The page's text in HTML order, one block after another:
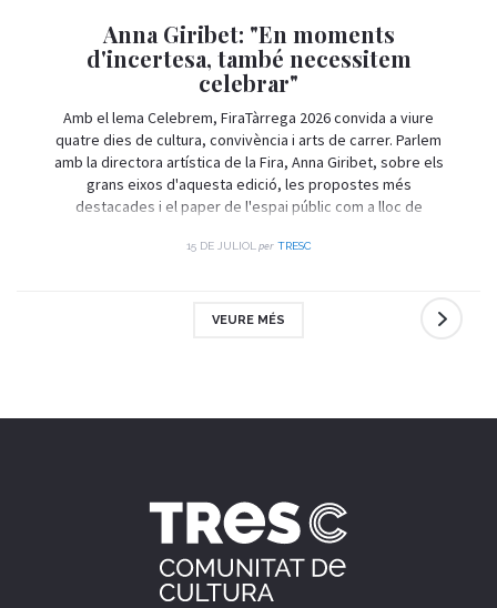
Anna Giribet: "En moments
d'incertesa, també necessitem
celebrar"
Amb el lema Celebrem, FiraTàrrega 2026 convida a viure
quatre dies de cultura, convivència i arts de carrer. Parlem
amb la directora artística de la Fira, Anna Giribet, sobre els
grans eixos d'aquesta edició, les propostes més
destacades i el paper de l'espai públic com a lloc de
15 DE JULIOL per TRESC
VEURE MÉS